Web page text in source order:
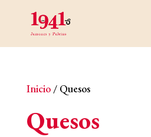
Inicio/ Quesos
Quesos